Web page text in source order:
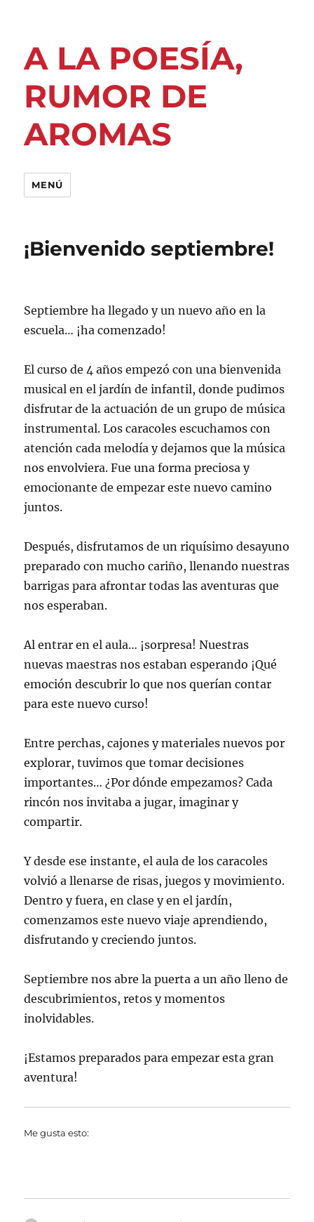
A LA POESÍA,
RUMOR DE
AROMAS
MENÚ
¡Bienvenido septiembre!
Septiembre ha llegado y un nuevo año en la
escuela… ¡ha comenzado!
El curso de 4 años empezó con una bienvenida
musical en el jardín de infantil, donde pudimos
disfrutar de la actuación de un grupo de música
instrumental. Los caracoles escuchamos con
atención cada melodía y dejamos que la música
nos envolviera. Fue una forma preciosa y
emocionante de empezar este nuevo camino
juntos.
Después, disfrutamos de un riquísimo desayuno
preparado con mucho cariño, llenando nuestras
barrigas para afrontar todas las aventuras que
nos esperaban.
Al entrar en el aula… ¡sorpresa! Nuestras
nuevas maestras nos estaban esperando ¡Qué
emoción descubrir lo que nos querían contar
para este nuevo curso!
Entre perchas, cajones y materiales nuevos por
explorar, tuvimos que tomar decisiones
importantes… ¿Por dónde empezamos? Cada
rincón nos invitaba a jugar, imaginar y
compartir.
Y desde ese instante, el aula de los caracoles
volvió a llenarse de risas, juegos y movimiento.
Dentro y fuera, en clase y en el jardín,
comenzamos este nuevo viaje aprendiendo,
disfrutando y creciendo juntos.
Septiembre nos abre la puerta a un año lleno de
descubrimientos, retos y momentos
inolvidables.
¡Estamos preparados para empezar esta gran
aventura!
Me gusta esto: